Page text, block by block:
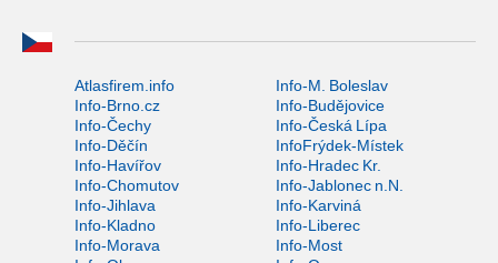
Atlasfirem.info
Info-M. Boleslav
Info-Brno.cz
Info-Budějovice
Info-Čechy
Info-Česká Lípa
Info-Děčín
InfoFrýdek-Místek
Info-Havířov
Info-Hradec Kr.
Info-Chomutov
Info-Jablonec n.N.
Info-Jihlava
Info-Karviná
Info-Kladno
Info-Liberec
Info-Morava
Info-Most